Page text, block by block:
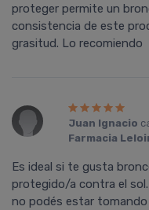
proteger permite un
consistencia de este
grasitud. Lo recomiendo
Juan Ignacio
Farmacia
Es ideal si te gusta
protegido/a contra el
no podés estar